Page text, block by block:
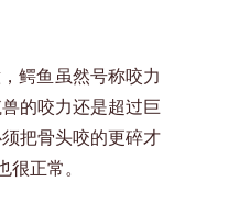
鳄鱼虽然号称咬力
的咬力还是超过巨
把骨头咬的更碎才
正常。